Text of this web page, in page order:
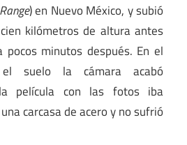
) en Nuevo México, y subió
kilómetros de altura antes
minutos después. En el
suelo la cámara acabó
película con las fotos iba
carcasa de acero y no sufrió